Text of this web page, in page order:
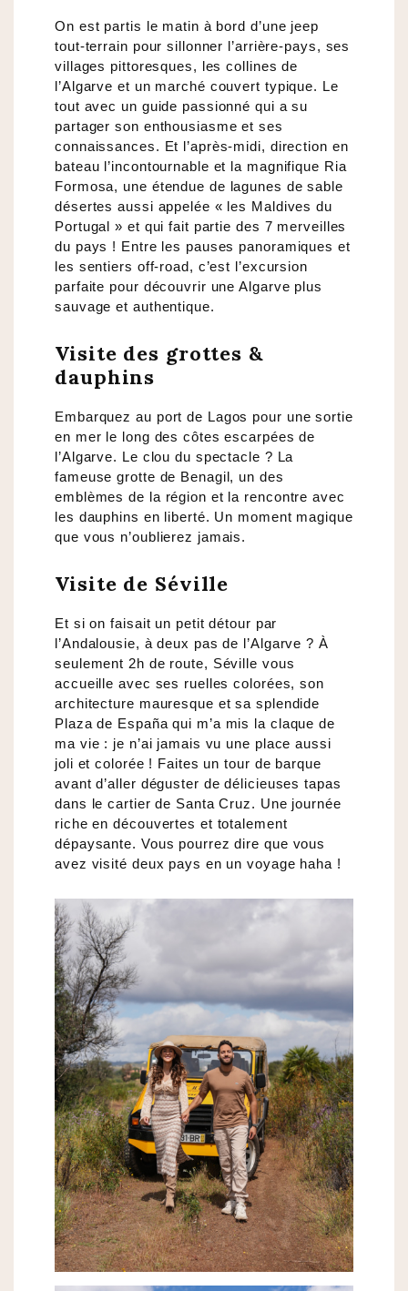
On est partis le matin à bord d’une jeep
tout-terrain pour sillonner l’arrière-pays, ses
villages pittoresques, les collines de
l’Algarve et un marché couvert typique. Le
tout avec un guide passionné qui a su
partager son enthousiasme et ses
connaissances. Et l’après-midi, direction en
bateau l’incontournable et la magnifique Ria
Formosa, une étendue de lagunes de sable
désertes aussi appelée « les Maldives du
Portugal » et qui fait partie des 7 merveilles
du pays ! Entre les pauses panoramiques et
les sentiers off-road, c’est l’excursion
parfaite pour découvrir une Algarve plus
sauvage et authentique.
Visite des grottes &
dauphins
Embarquez au port de Lagos pour une sortie
en mer le long des côtes escarpées de
l’Algarve. Le clou du spectacle ? La
fameuse grotte de Benagil, un des
emblèmes de la région et la rencontre avec
les dauphins en liberté. Un moment magique
que vous n’oublierez jamais.
Visite de Séville
Et si on faisait un petit détour par
l’Andalousie, à deux pas de l’Algarve ? À
seulement 2h de route, Séville vous
accueille avec ses ruelles colorées, son
architecture mauresque et sa splendide
Plaza de España qui m’a mis la claque de
ma vie : je n’ai jamais vu une place aussi
joli et colorée ! Faites un tour de barque
avant d’aller déguster de délicieuses tapas
dans le cartier de Santa Cruz. Une journée
riche en découvertes et totalement
dépaysante. Vous pourrez dire que vous
avez visité deux pays en un voyage haha !